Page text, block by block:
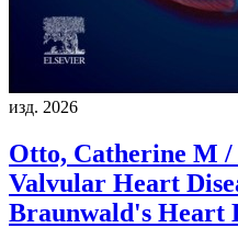
изд. 2026
Otto, Catherine M
Valvular Heart
Braunwald's Heart